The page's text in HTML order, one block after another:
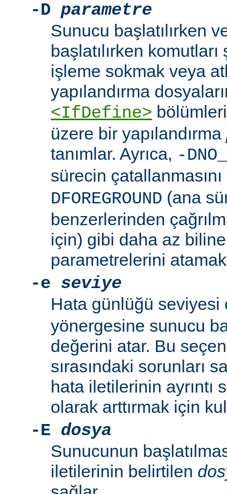
-D parametre
Sunucu başlatılırken
başlatılırken
işleme sokmak veya
yapılandırma
<IfDefine>
üzere bir yapılandırma
tanımlar. Ayrıca, -
sürecin
DFOREGROUND (ana
benzerlerinden
için) gibi daha az
parametrelerini
-e seviye
Hata günlüğü
yönergesine sunucu
değerini atar. Bu
sırasındaki sorunları
hata iletilerinin ayrıntı
olarak arttırmak için
-E dosya
Sunucunun
iletilerinin belirtilen